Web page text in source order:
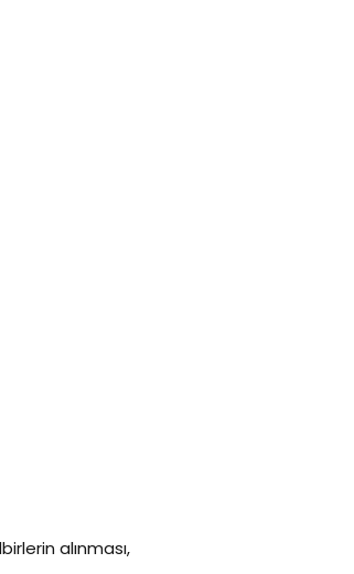
alınması,